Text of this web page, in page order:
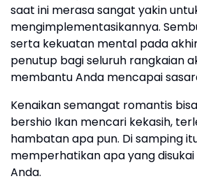
saat ini merasa sangat yakin
mengimplementasikannya.
serta kekuatan mental pada
penutup bagi seluruh rangkaian
membantu Anda mencapai
Kenaikan semangat romantis
bershio Ikan mencari kekasih,
hambatan apa pun. Di samping
memperhatikan apa yang
Anda.